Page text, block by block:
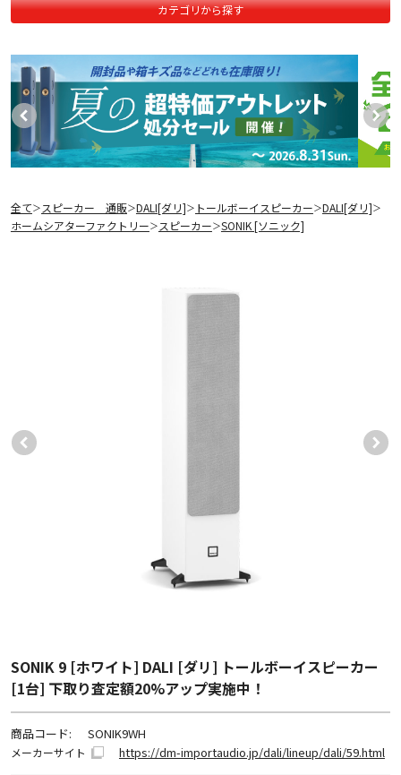
カテゴリから探す
全て＞ スピーカー 通販＞DALI[ダリ]＞ トールボーイスピーカー＞DALI[ダリ]＞
ホームシアターファクトリー＞ スピーカー＞SONIK [ソニック]
SONIK 9 [ホワイト] DALI [ダリ] トールボーイスピーカー
[1台] 下取り査定額20%アップ実施中！
商品コード: SONIK9WH
メーカーサイト https://dm-importaudio.jp/dali/lineup/dali/59.html